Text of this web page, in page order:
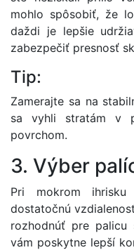
mohlo spôsobiť, že
daždi je lepšie
zabezpečiť presnosť
Tip:
Zamerajte sa na
sa vyhli stratám v
povrchom.
3. Výber
Pri mokrom
dostatočnú
rozhodnúť pre
vám poskytne lepší